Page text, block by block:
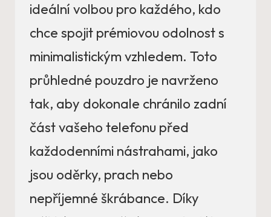
ideální volbou pro každého, kdo
chce spojit prémiovou odolnost s
minimalistickým vzhledem. Toto
průhledné pouzdro je navrženo
tak, aby dokonale chránilo zadní
část vašeho telefonu před
každodenními nástrahami, jako
jsou oděrky, prach nebo
nepříjemné škrábance. Díky